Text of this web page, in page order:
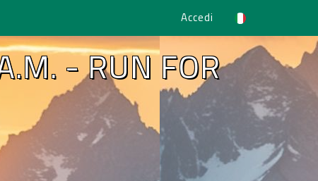
Accedi
- RUN FOR